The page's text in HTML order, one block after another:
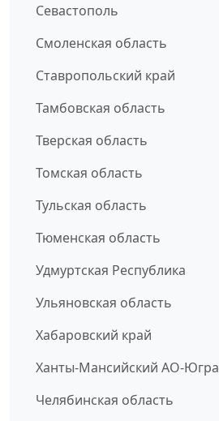
Севастополь
Смоленская область
Ставропольский край
Тамбовская область
Тверская область
Томская область
Тульская область
Тюменская область
Удмуртская Республика
Ульяновская область
Хабаровский край
Ханты-Мансийский АО-Югра
Челябинская область